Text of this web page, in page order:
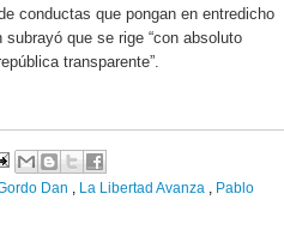
conductas que pongan en entredicho
que se rige “con absoluto
transparente”.
Dan La Libertad Avanza
Pablo